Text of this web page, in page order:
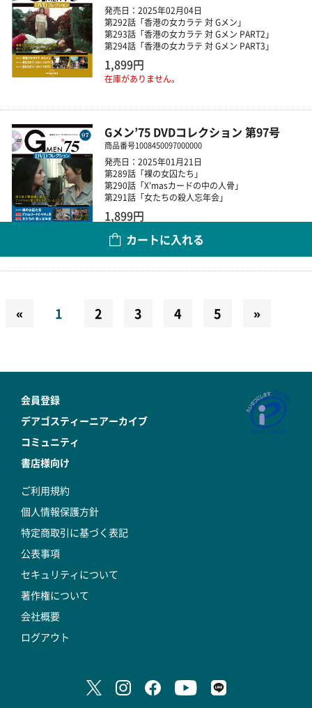
発売日：2025年02月04日
第292話「香港の女カラテ 対 Gメン」
第293話「香港の女カラテ 対 Gメン PART2」
第294話「香港の女カラテ 対 Gメン PART3」
1,899円
在庫がありません。
Gメン’75 DVDコレクション 第97号
商品番号1008450097000000
発売日：2025年01月21日
第289話「裸の女囚たち」
第290話「X'masカードの中の人骨」
第291話「女たちの殺人忘年会」
1,899円
カートに入れる
« 1 2 3 4 5 »
会員登録
デアゴスティーニアーカイブ
コミュニティ
書店様向け
ご利用規約
個人情報保護方針
特定商取引に基づく表記
公表事項
セキュリティについて
著作権について
会社概要
ログアウト